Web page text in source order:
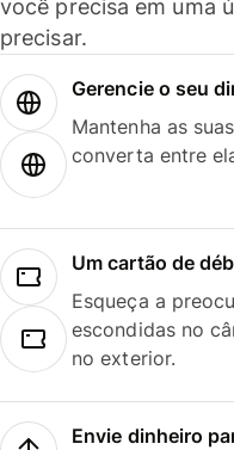
você precisa em uma
precisar.
Gerencie o seu
Mantenha as
converta entre
Um cartão de
Esqueça a
escondidas no
no exterior.
Envie dinheiro